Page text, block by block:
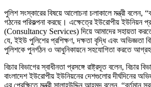
পুলিশ সংস্কারের বিষয়ে আলোচনা চলাকালে মন্ত্রী বলেন,
গঠনের পরিকল্পনা করছে। এক্ষেত্রে ইউরোপীয় ইউনিয়ন
(Consultancy Services) দিয়ে আমাদের সহায়তা
যে, ইইউ পুলিশের প্রশিক্ষণ, দক্ষতা বৃদ্ধি এবং অভিজ্ঞতা
পুলিশকে পুনর্গঠন ও আধুনিকায়নে সহযোগিতা করতে
বিচার বিভাগের স্বাধীনতা প্রসঙ্গে রাষ্ট্রদূত বলেন, বিচার
বাংলাদেশ ইউরোপীয় ইউনিয়নের দেশগুলোর দীর্ঘদিনের
এর প্রেক্ষিতে মন্ত্রী সালাহউদ্দিন আহমদ বলেন, “বর্তমান